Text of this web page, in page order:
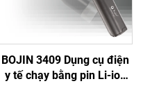
BOJIN 3409 Dụng cụ điện
y tế chạy bằng pin Li-ion